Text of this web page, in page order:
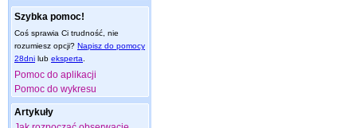
Szybka pomoc!
Coś sprawia Ci trudność, nie
rozumiesz opcji? Napisz do pomocy
28dni lub eksperta
Pomoc do aplikacji
Pomoc do wykresu
Artykuły